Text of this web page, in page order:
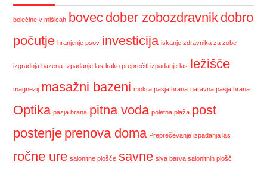
bolečine v mišicah bovec dober zobozdravnik dobro
počutje hranjenje psov investicija iskanje zdravnika za zobe
izgradnja bazena Izpadanje las kako preprečiti izpadanje las ležišče
magnezij masažni bazeni mokra pasja hrana naravna pasja hrana
Optika pasja hrana pitna voda poletna plaža post
postenje prenova doma Preprečevanje izpadanja las
ročne ure salonitne plošče savne siva barva salonitnih plošč